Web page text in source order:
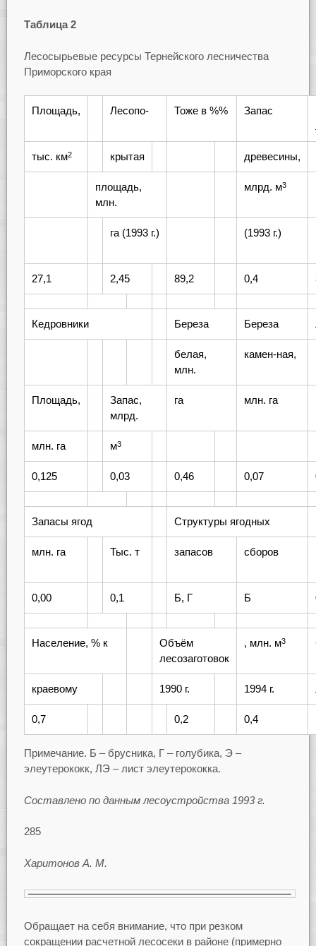
Таблица 2
Лесосырьевые ресурсы Тернейского лесничества
Приморского края
Площадь, Лесопо- Тоже в %% Запас
тыс. км2 крытая древесины,
площадь,
млн.
млрд. м3
га (1993 г.) (1993 г.)
27,1 2,45 89,2 0,4
Кедровники Береза Береза
белая,
млн.
камен-ная,
Площадь,
Запас,
млрд.
га млн. га
млн. га м3
0,125 0,03 0,46 0,07
Запасы ягод Структуры ягодных
млн. га Тыс. т запасов сборов
0,00 0,1 Б, Г Б
Население, % к
Объём
лесозаготовок
, млн. м3
краевому 1990 г. 1994 г.
0,7 0,2 0,4
Примечание. Б – брусника, Г – голубика, Э –
элеутерококк, ЛЭ – лист элеутерококка.
Составлено по данным лесоустройства 1993 г.
285
Харитонов А. М.
Обращает на себя внимание, что при резком
сокращении расчетной лесосеки в районе (примерно